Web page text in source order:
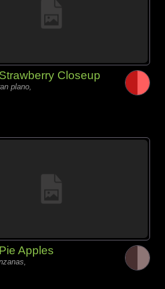
Strawberry Closeup
plano,
Pie Apples